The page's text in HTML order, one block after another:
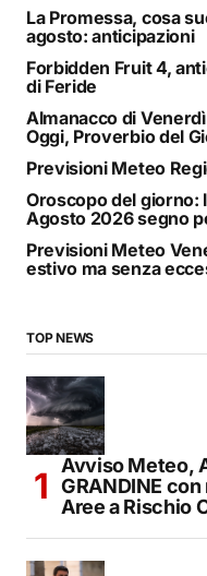
La Promessa, cosa
agosto: anticipazioni
Forbidden Fruit 4,
di Feride
Almanacco di
Oggi, Proverbio del
Previsioni Meteo
Oroscopo del giorno:
Agosto 2026 segno
Previsioni Meteo
estivo ma senza
TOP NEWS
Avviso Meteo,
GRANDINE
Aree a Rischio